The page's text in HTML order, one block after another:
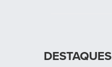
DESTAQUES